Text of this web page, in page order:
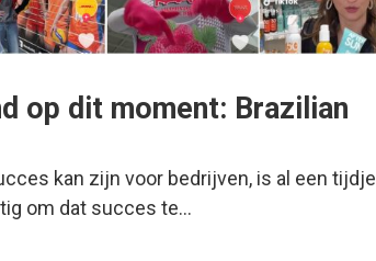
op dit moment: Brazilian
kan zijn voor bedrijven, is al een tijdje
om dat succes te…